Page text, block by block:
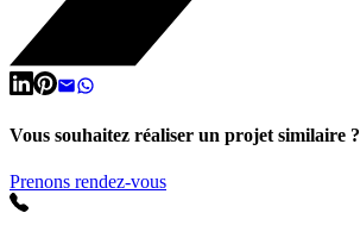
Vous souhaitez réaliser un projet similaire ?
Prenons rendez-vous